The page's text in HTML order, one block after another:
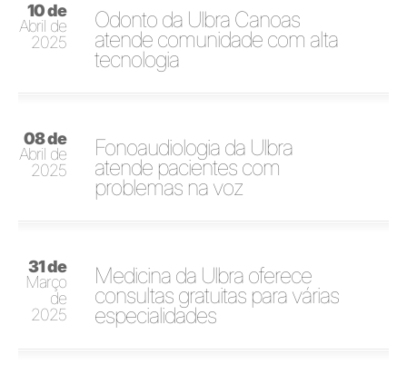
10 de
Abril de
2025
Odonto da Ulbra Canoas
atende comunidade com alta
tecnologia
08 de
Abril de
2025
Fonoaudiologia da Ulbra
atende pacientes com
problemas na voz
31 de
Março
de
2025
Medicina da Ulbra oferece
consultas gratuitas para várias
especialidades